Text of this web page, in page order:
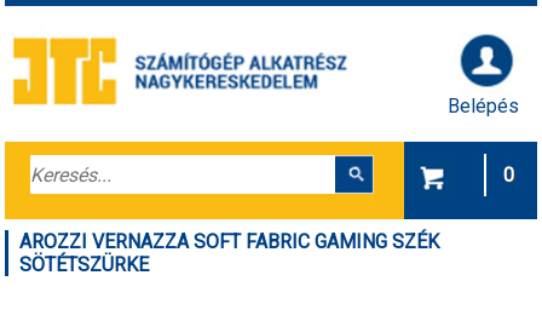
Belépés
0
AROZZI VERNAZZA SOFT FABRIC GAMING SZÉK
SÖTÉTSZÜRKE